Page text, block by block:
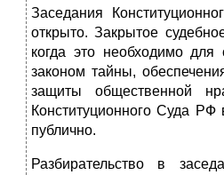
Заседания
открыто. Закрытое
когда это необходимо для
законом тайны,
защиты общест­венной
Конституционного Суда РФ
публично.
Разбирательство в